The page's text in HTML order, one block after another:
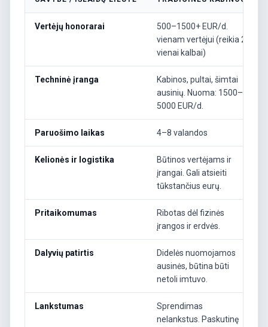
Vertėjų honorarai
500–1500+ EUR/d.
vienam vertėjui (reikia 2
vienai kalbai)
Techninė įranga
Kabinos, pultai, šimtai
ausinių. Nuoma: 1500–
5000 EUR/d.
Paruošimo laikas 4–8 valandos
Kelionės ir logistika
Būtinos vertėjams ir
įrangai. Gali atsieiti
tūkstančius eurų.
Pritaikomumas
Ribotas dėl fizinės
įrangos ir erdvės.
Dalyvių patirtis
Didelės nuomojamos
ausinės, būtina būti
netoli imtuvo.
Lankstumas
Sprendimas
nelankstus. Paskutinę